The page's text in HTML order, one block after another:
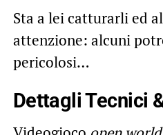
Sta a lei catturarli ed
attenzione: alcuni
pericolosi…
Dettagli Tecnici